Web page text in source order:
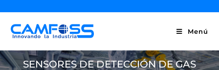
Menú
SENSORES DE DETECCIÓN DE GAS